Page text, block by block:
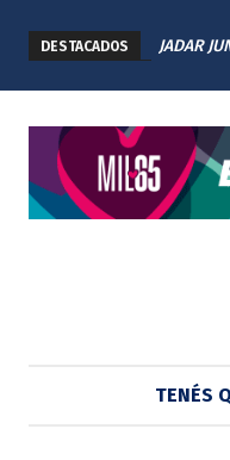
DESTACADOS
JADAR
TENÉS